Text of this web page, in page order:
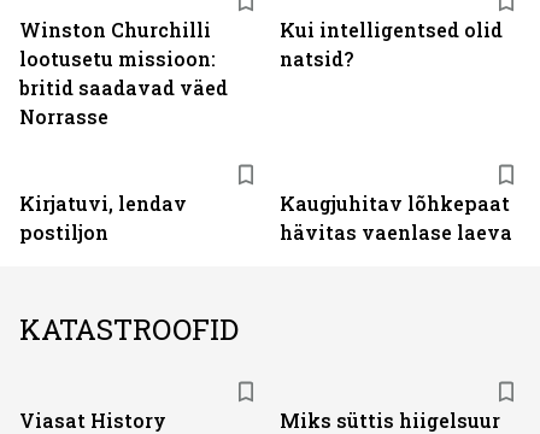
Winston Churchilli
lootusetu missioon:
britid saadavad väed
Norrasse
Kui intelligentsed olid
natsid?
Kirjatuvi, lendav
postiljon
Kaugjuhitav lõhkepaat
hävitas vaenlase laeva
KATASTROOFID
Viasat History
Miks süttis hiigelsuur